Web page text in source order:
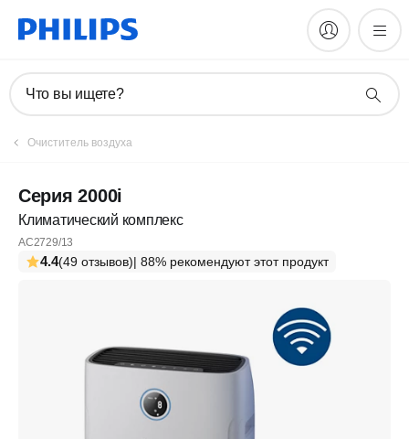
Что вы ищете?
Очиститель воздуха
Серия 2000i
Климатический комплекс
AC2729/13
4.4(49 отзывов)| 88% рекомендуют этот продукт